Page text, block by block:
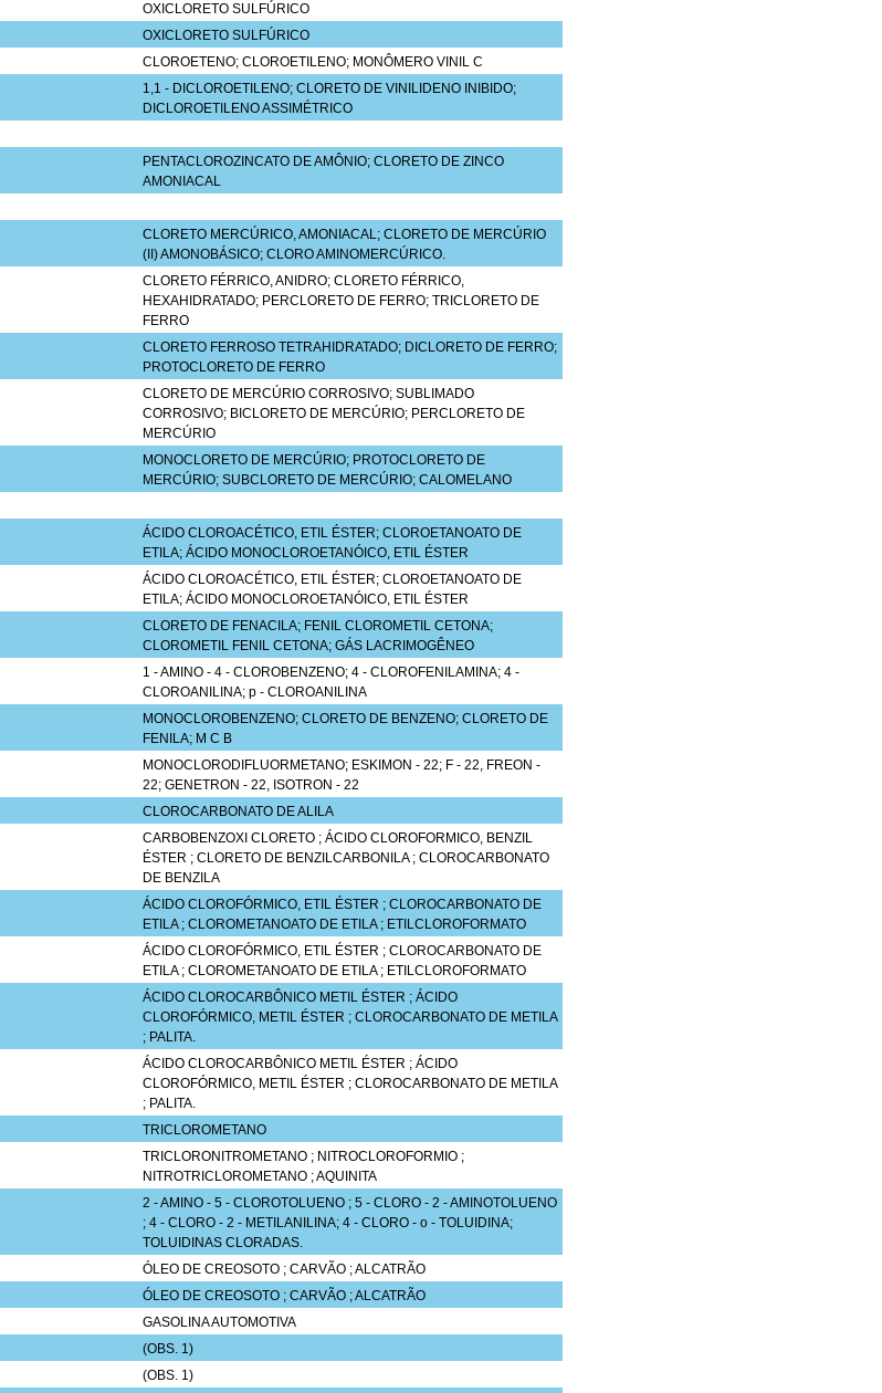
OXICLORETO SULFÚRICO
OXICLORETO SULFÚRICO
CLOROETENO; CLOROETILENO; MONÔMERO VINIL C
1,1 - DICLOROETILENO; CLORETO DE VINILIDENO INIBIDO;
DICLOROETILENO ASSIMÉTRICO
PENTACLOROZINCATO DE AMÔNIO; CLORETO DE ZINCO
AMONIACAL
CLORETO MERCÚRICO, AMONIACAL; CLORETO DE MERCÚRIO
(II) AMONOBÁSICO; CLORO AMINOMERCÚRICO.
CLORETO FÉRRICO, ANIDRO; CLORETO FÉRRICO,
HEXAHIDRATADO; PERCLORETO DE FERRO; TRICLORETO DE
FERRO
CLORETO FERROSO TETRAHIDRATADO; DICLORETO DE FERRO;
PROTOCLORETO DE FERRO
CLORETO DE MERCÚRIO CORROSIVO; SUBLIMADO
CORROSIVO; BICLORETO DE MERCÚRIO; PERCLORETO DE
MERCÚRIO
MONOCLORETO DE MERCÚRIO; PROTOCLORETO DE
MERCÚRIO; SUBCLORETO DE MERCÚRIO; CALOMELANO
ÁCIDO CLOROACÉTICO, ETIL ÉSTER; CLOROETANOATO DE
ETILA; ÁCIDO MONOCLOROETANÓICO, ETIL ÉSTER
ÁCIDO CLOROACÉTICO, ETIL ÉSTER; CLOROETANOATO DE
ETILA; ÁCIDO MONOCLOROETANÓICO, ETIL ÉSTER
CLORETO DE FENACILA; FENIL CLOROMETIL CETONA;
CLOROMETIL FENIL CETONA; GÁS LACRIMOGÊNEO
1 - AMINO - 4 - CLOROBENZENO; 4 - CLOROFENILAMINA; 4 -
CLOROANILINA; p - CLOROANILINA
MONOCLOROBENZENO; CLORETO DE BENZENO; CLORETO DE
FENILA; M C B
MONOCLORODIFLUORMETANO; ESKIMON - 22; F - 22, FREON -
22; GENETRON - 22, ISOTRON - 22
CLOROCARBONATO DE ALILA
CARBOBENZOXI CLORETO ; ÁCIDO CLOROFORMICO, BENZIL
ÉSTER ; CLORETO DE BENZILCARBONILA ; CLOROCARBONATO
DE BENZILA
ÁCIDO CLOROFÓRMICO, ETIL ÉSTER ; CLOROCARBONATO DE
ETILA ; CLOROMETANOATO DE ETILA ; ETILCLOROFORMATO
ÁCIDO CLOROFÓRMICO, ETIL ÉSTER ; CLOROCARBONATO DE
ETILA ; CLOROMETANOATO DE ETILA ; ETILCLOROFORMATO
ÁCIDO CLOROCARBÔNICO METIL ÉSTER ; ÁCIDO
CLOROFÓRMICO, METIL ÉSTER ; CLOROCARBONATO DE METILA
; PALITA.
ÁCIDO CLOROCARBÔNICO METIL ÉSTER ; ÁCIDO
CLOROFÓRMICO, METIL ÉSTER ; CLOROCARBONATO DE METILA
; PALITA.
TRICLOROMETANO
TRICLORONITROMETANO ; NITROCLOROFORMIO ;
NITROTRICLOROMETANO ; AQUINITA
2 - AMINO - 5 - CLOROTOLUENO ; 5 - CLORO - 2 - AMINOTOLUENO
; 4 - CLORO - 2 - METILANILINA; 4 - CLORO - o - TOLUIDINA;
TOLUIDINAS CLORADAS.
ÓLEO DE CREOSOTO ; CARVÃO ; ALCATRÃO
ÓLEO DE CREOSOTO ; CARVÃO ; ALCATRÃO
GASOLINA AUTOMOTIVA
(OBS. 1)
(OBS. 1)